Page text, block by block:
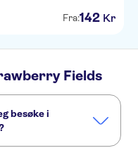
Fra:142 Kr
Fields
besøke i